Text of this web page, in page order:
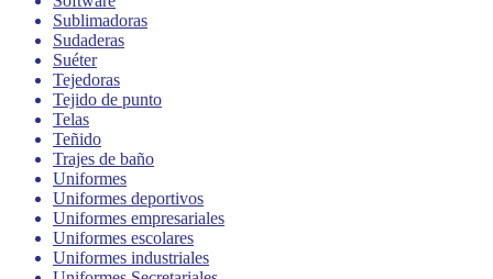
Sublimadoras
Sudaderas
Suéter
Tejedoras
Tejido de punto
Telas
Teñido
Trajes de baño
Uniformes
Uniformes deportivos
Uniformes empresariales
Uniformes escolares
Uniformes industriales